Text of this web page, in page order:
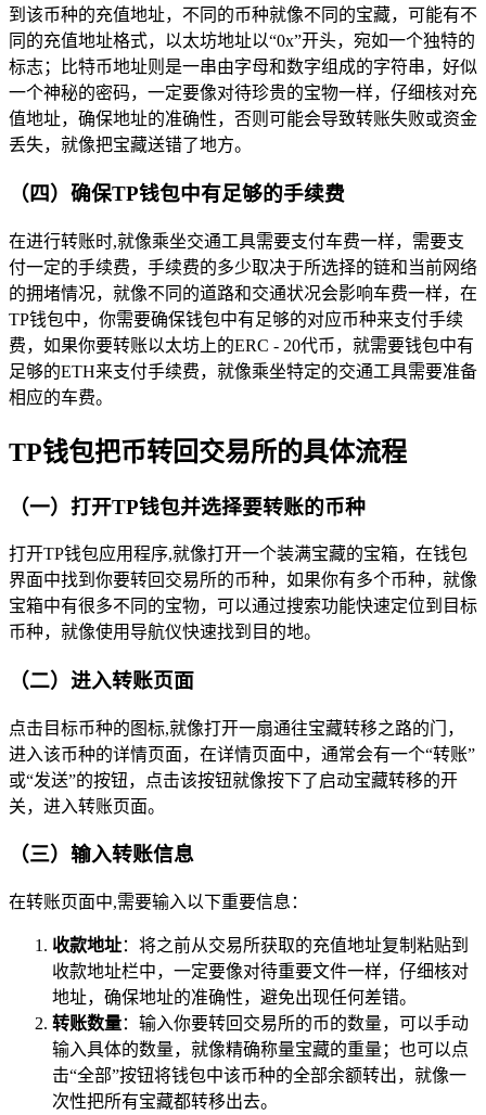
到该币种的充值地址，不同的币种就像不同的宝藏，可能有不
同的充值地址格式，以太坊地址以“0x”开头，宛如一个独特的
标志；比特币地址则是一串由字母和数字组成的字符串，好似
一个神秘的密码，一定要像对待珍贵的宝物一样，仔细核对充
值地址，确保地址的准确性，否则可能会导致转账失败或资金
丢失，就像把宝藏送错了地方。
（四）确保TP钱包中有足够的手续费
在进行转账时,就像乘坐交通工具需要支付车费一样，需要支
付一定的手续费，手续费的多少取决于所选择的链和当前网络
的拥堵情况，就像不同的道路和交通状况会影响车费一样，在
TP钱包中，你需要确保钱包中有足够的对应币种来支付手续
费，如果你要转账以太坊上的ERC - 20代币，就需要钱包中有
足够的ETH来支付手续费，就像乘坐特定的交通工具需要准备
相应的车费。
TP钱包把币转回交易所的具体流程
（一）打开TP钱包并选择要转账的币种
打开TP钱包应用程序,就像打开一个装满宝藏的宝箱，在钱包
界面中找到你要转回交易所的币种，如果你有多个币种，就像
宝箱中有很多不同的宝物，可以通过搜索功能快速定位到目标
币种，就像使用导航仪快速找到目的地。
（二）进入转账页面
点击目标币种的图标,就像打开一扇通往宝藏转移之路的门，
进入该币种的详情页面，在详情页面中，通常会有一个“转账”
或“发送”的按钮，点击该按钮就像按下了启动宝藏转移的开
关，进入转账页面。
（三）输入转账信息
在转账页面中,需要输入以下重要信息：
收款地址：将之前从交易所获取的充值地址复制粘贴到
收款地址栏中，一定要像对待重要文件一样，仔细核对
地址，确保地址的准确性，避免出现任何差错。
转账数量：输入你要转回交易所的币的数量，可以手动
输入具体的数量，就像精确称量宝藏的重量；也可以点
击“全部”按钮将钱包中该币种的全部余额转出，就像一
次性把所有宝藏都转移出去。